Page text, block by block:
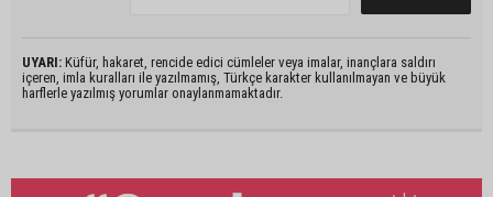
UYARI: Küfür, hakaret, rencide edici cümleler veya imalar, inançlara saldırı
içeren, imla kuralları ile yazılmamış, Türkçe karakter kullanılmayan ve büyük
harflerle yazılmış yorumlar onaylanmamaktadır.